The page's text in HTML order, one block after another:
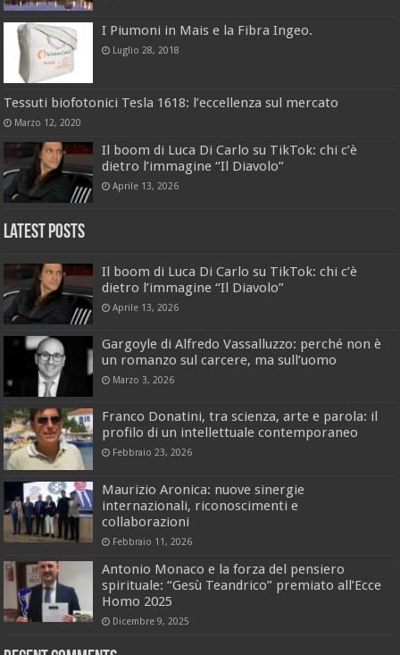
I Piumoni in Mais e la Fibra Ingeo.
Luglio 28, 2018
Tessuti biofotonici Tesla 1618: l’eccellenza sul mercato
Marzo 12, 2020
Il boom di Luca Di Carlo su TikTok: chi c’è
dietro l’immagine “Il Diavolo”
Aprile 13, 2026
Latest Posts
Il boom di Luca Di Carlo su TikTok: chi c’è
dietro l’immagine “Il Diavolo”
Aprile 13, 2026
Gargoyle di Alfredo Vassalluzzo: perché non è
un romanzo sul carcere, ma sull’uomo
Marzo 3, 2026
Franco Donatini, tra scienza, arte e parola: il
profilo di un intellettuale contemporaneo
Febbraio 23, 2026
Maurizio Aronica: nuove sinergie
internazionali, riconoscimenti e
collaborazioni
Febbraio 11, 2026
Antonio Monaco e la forza del pensiero
spirituale: “Gesù Teandrico” premiato all’Ecce
Homo 2025
Dicembre 9, 2025